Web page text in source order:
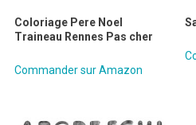
Coloriage Pere Noel
Traineau Rennes Pas cher
Commander sur Amazon